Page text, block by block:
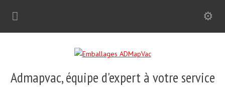
Admapvac, équipe d'expert à votre service